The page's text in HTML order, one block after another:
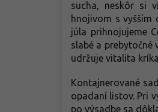
sucha, neskôr si
hnojivom s
júla prihnojujeme
slabé a prebytočné
udržuje vitalita
Kontajnerované
opadaní listov. Pri
po výsadbe sa